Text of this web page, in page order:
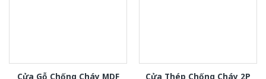
Cửa Gỗ Chống Cháy MDF Cửa Thép Chống Cháy 2P